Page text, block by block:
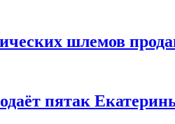
шлемов
пятак